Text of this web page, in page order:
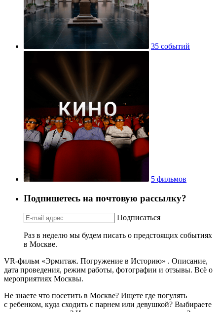
35 событий
5 фильмов
Подпишетесь на почтовую рассылку?
Подписаться
Раз в неделю мы будем писать о предстоящих событиях
в Москве.
VR-фильм «Эрмитаж. Погружение в Историю» . Описание,
дата проведения, режим работы, фотографии и отзывы. Всё о
мероприятиях Москвы.
Не знаете что посетить в Москве? Ищете где погулять
с ребенком, куда сходить с парнем или девушкой? Выбираете